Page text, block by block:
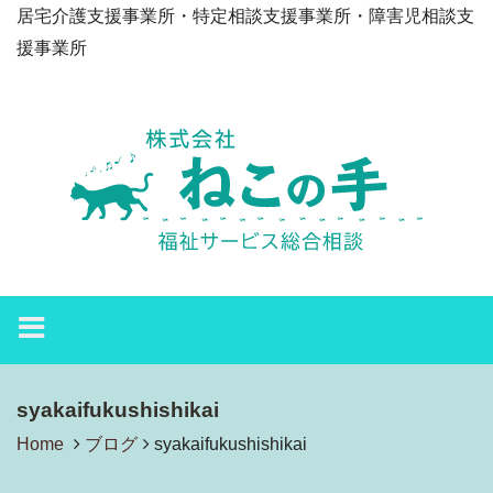
居宅介護支援事業所・特定相談支援事業所・障害児相談支
援事業所
syakaifukushishikai
Home ブログ syakaifukushishikai